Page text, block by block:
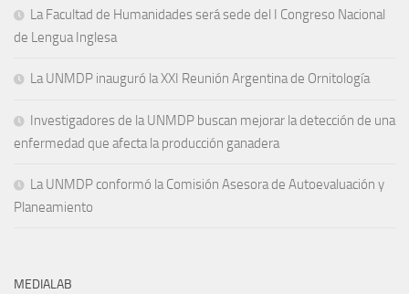
La Facultad de Humanidades será sede del I Congreso Nacional
de Lengua Inglesa
La UNMDP inauguró la XXI Reunión Argentina de Ornitología
Investigadores de la UNMDP buscan mejorar la detección de una
enfermedad que afecta la producción ganadera
La UNMDP conformó la Comisión Asesora de Autoevaluación y
Planeamiento
MEDIALAB